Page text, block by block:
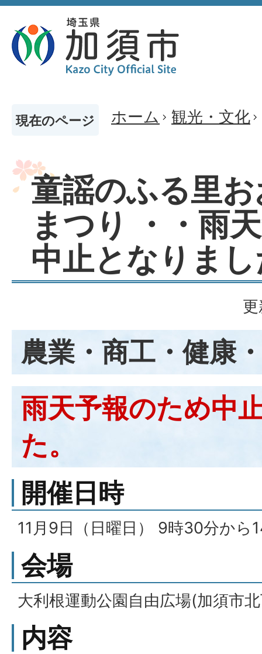
現在のページ ホーム 観光・文化
童謡のふる里
まつり ・・雨
中止となりま
農業・商工・健康
雨天予報のため中
た。
開催日時
11月9日（日曜日） 9時30分から
会場
大利根運動公園自由広場(加須市
内容